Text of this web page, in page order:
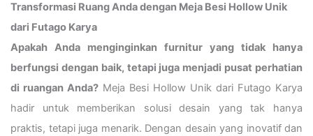
Transformasi Ruang Anda dengan Meja Besi Hollow Unik
dari Futago Karya
Apakah Anda menginginkan furnitur yang tidak hanya
berfungsi dengan baik, tetapi juga menjadi pusat perhatian
di ruangan Anda? Meja Besi Hollow Unik dari Futago Karya
hadir untuk memberikan solusi desain yang tak hanya
praktis, tetapi juga menarik. Dengan desain yang inovatif dan